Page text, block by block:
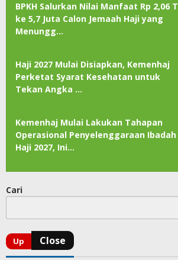
BPKH Salurkan Nilai Manfaat Rp 2,06 T
ke 5,7 Juta Calon Jemaah Haji yang
Menungg…
Haji 2027 Mulai Disiapkan, Kemenhaj
Perketat Syarat Kesehatan untuk
Tekan Angka …
Kemenhaj Mulai Lakukan Tahapan
Operasional Penyelenggaraan Ibadah
Haji 2027, Ini…
Cari